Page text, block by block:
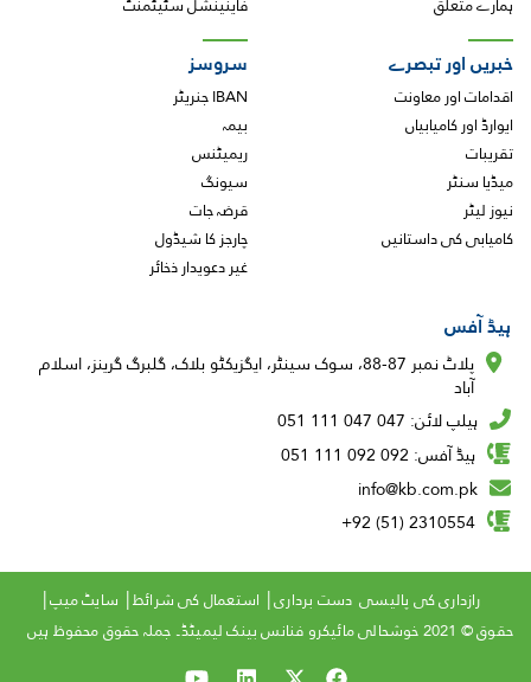
خبریں اور تبصرے
اقدامات اور معاونت
ایوارڈ اور کامیابیاں
تقریبات
میڈیا سنٹر
نیوز لیٹر
کامیابی کی داستانیں
سروسز
IBAN جنریٹر
بیمہ
ریمیٹنس
سیونگ
قرضہ جات
چارجز کا شیڈول
غیر دعویدار ذخائر
ہیڈ آفس
پلاٹ نمبر 87-88، سوک سینٹر، ایگزیکٹو بلاک، گلبرگ گرینز، اسلام
آباد
ہیلپ لائن: 047 047 111 051
ہیڈ آفس: 092 092 111 051
info@kb.com.pk
2310554 (51) 92+
Copyright
Menu
رازداری کی پالیسی دست برداری استعمال کی شرائط سایٹ میپ
حقوق © 2021 خوشحالی مائیکرو فنانس بینک لیمیٹڈ۔ جملہ حقوق محفوظ ہیں